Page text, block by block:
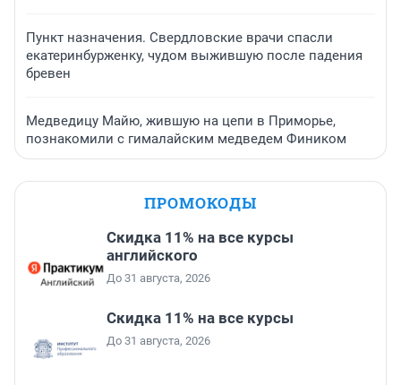
Пункт назначения. Свердловские врачи спасли
екатеринбурженку, чудом выжившую после падения
бревен
Медведицу Майю, жившую на цепи в Приморье,
познакомили с гималайским медведем Фиником
ПРОМОКОДЫ
Скидка 11% на все курсы
английского
До 31 августа, 2026
Скидка 11% на все курсы
До 31 августа, 2026